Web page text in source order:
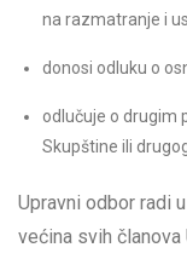
na razmatranje i
donosi odluku o
odlučuje o drugim
Skupštine ili
Upravni odbor radi
većina svih članova